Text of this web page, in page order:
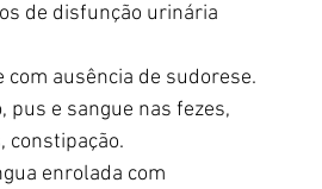
de disfunção urinária
ausência de sudorese.
e sangue nas fezes,
constipação.
enrolada com